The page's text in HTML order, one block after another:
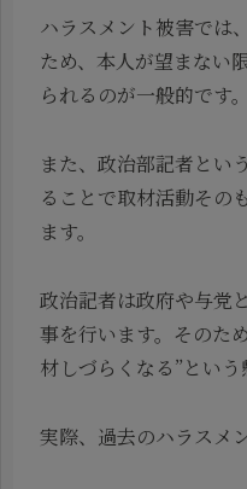
ハラスメント被害では
ため、本人が望まない
られるのが一般的です。
また、政治部記者とい
ることで取材活動その
ます。
政治記者は政府や与党
事を行います。そのた
材しづらくなる”という
実際、過去のハラスメ